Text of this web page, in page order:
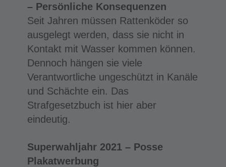
– Persönliche Konsequenzen
Seit Jahren müssen Rattenköder so
ausgelegt werden, dass sie nicht in
Kontakt mit Wasser kommen können.
Dennoch hängen sie viele
Verantwortliche ungeschützt in Kanäle
und Schächte ein. Das
Strafgesetzbuch ist hier aber
eindeutig.
Superwahljahr 2021 – Posse
Plakatwerbung